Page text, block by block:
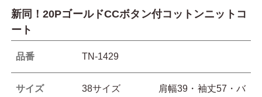
新同！20PゴールドCCボタン付コットンニットコ
ート
品番 TN-1429
サイズ
38サイズ 肩幅39・袖丈57・バ